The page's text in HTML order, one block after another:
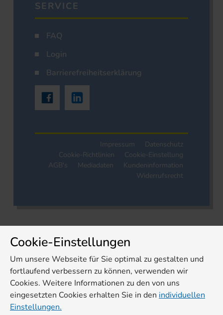
SERVICE
FAQ
Login
Barrierefreiheitserklärung
Impressum
Datenschutz
Cookie-Richtlinien
Cookie-Einstellung
AGB's
Mediadaten
Kundeninformation
Widerrufsrecht
Cookie-Einstellungen
Um unsere Webseite für Sie optimal zu gestalten und
fortlaufend verbessern zu können, verwenden wir
Cookies. Weitere Informationen zu den von uns
eingesetzten Cookies erhalten Sie in den individuellen
Einstellungen.